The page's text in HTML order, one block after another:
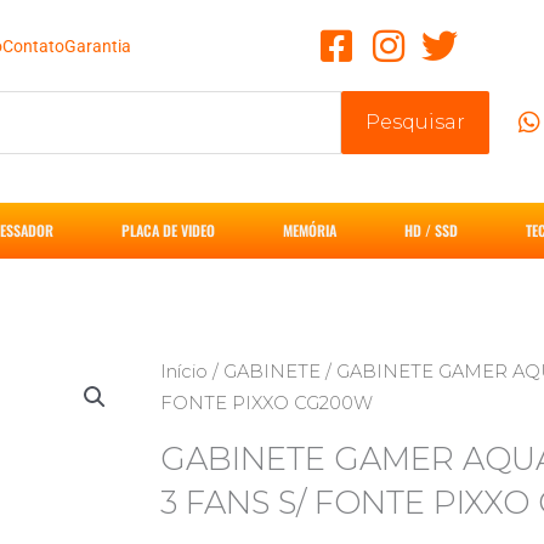
ContatoGarantia
Pesquisar
PLACA DE VIDEO MEMÓRIA HD / SSD
Início / GABINETE / GABINETE GAMER
FONTE PIXXO CG200W
GABINETE GAMER
3 FANS S/ FONTE